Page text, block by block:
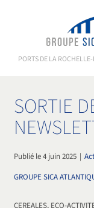
PORTS DE LA
SORTIE
Publié le 4 juin 2025 |
GROUPE SICA
CEREALES, ECO-